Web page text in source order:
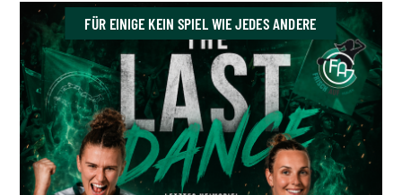
FÜR EINIGE KEIN SPIEL WIE JEDES ANDERE